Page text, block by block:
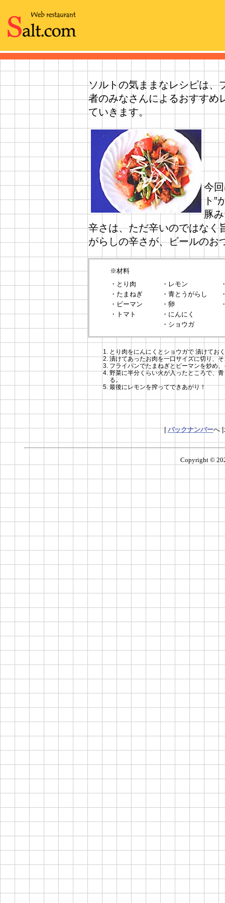
ソルトの気ままなレシピは、
者のみなさんによるおすすめ
ていきます。
今
ト”
豚
辛さは、ただ辛いのではなく
がらしの辛さが、ビールのお
※材料
・とり肉
・たまねぎ
・ピーマン
・トマト
・レモン
・青とうがらし
・卵
・にんにく
・ショウガ
とり肉をにんにくとショウガで 漬けてお
漬けてあったお肉を一口サイズに切り、
フライパンでたまねぎとピーマンを炒め
野菜に半分くらい火が入ったところで、
る。
最後にレモンを搾ってできあがり！
|バックナンバーへ|
Copyright ©